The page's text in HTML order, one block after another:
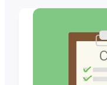
planning
and mount on
cover every…